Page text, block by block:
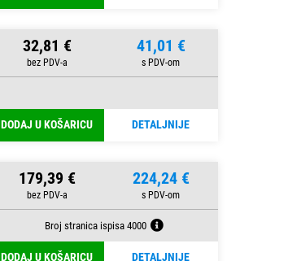
32,81 € 41,01 €
DODAJ U KOŠARICU DETALJNIJE
179,39 € 224,24 €
Broj stranica ispisa 4000
DODAJ U KOŠARICU DETALJNIJE